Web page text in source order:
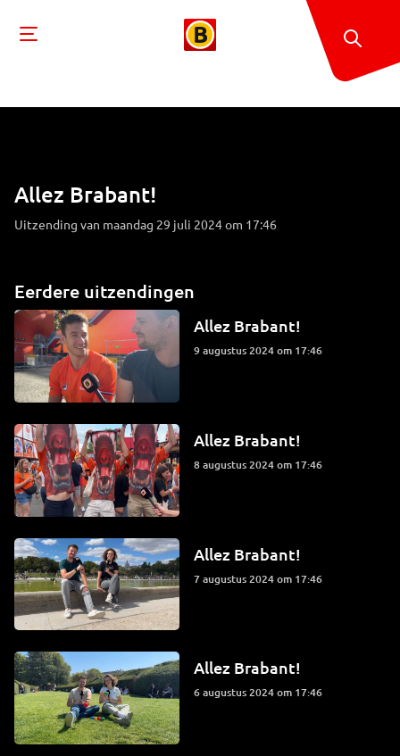
Allez Brabant!
Uitzending van maandag 29 juli 2024 om 17:46
Eerdere uitzendingen
Allez Brabant!
9 augustus 2024 om 17:46
Allez Brabant!
8 augustus 2024 om 17:46
Allez Brabant!
7 augustus 2024 om 17:46
Allez Brabant!
6 augustus 2024 om 17:46